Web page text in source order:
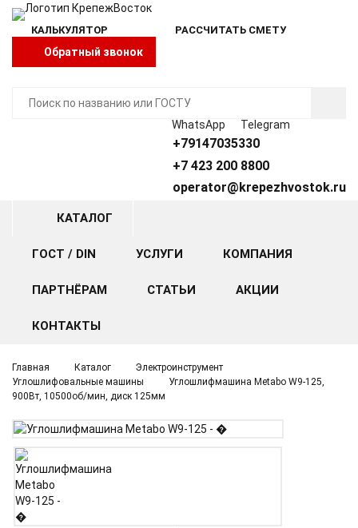
КАЛЬКУЛЯТОР РАССЧИТАТЬ СМЕТУ
Обратный звонок
WhatsApp Telegram
+79147035330
+7 423 200 8800
operator@krepezhvostok.ru
КАТАЛОГ
ГОСТ / DIN УСЛУГИ КОМПАНИЯ
ПАРТНЁРАМ СТАТЬИ АКЦИИ
КОНТАКТЫ
Главная Каталог
Электроинструмент
Углошлифовальные машины
Углошлифмашина Metabo W9-125,
900Вт, 10500об/мин, диск 125мм